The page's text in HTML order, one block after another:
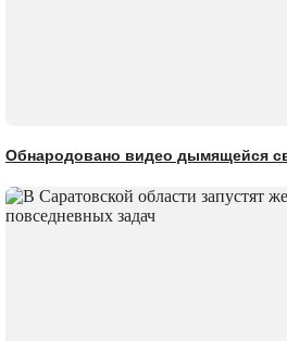
Обнародовано видео дымящейся